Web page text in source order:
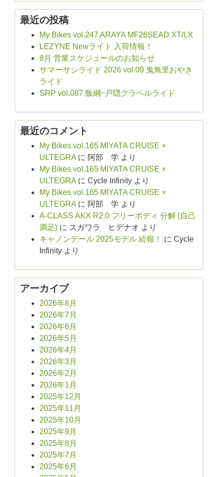
最近の投稿
My Bikes vol.247 ARAYA MF26SEAD XT/LX
LEZYNE Newライト 入荷情報！
8月 営業スケジュールのお知らせ
サマーサシライド 2026 vol.09 鬼無里おやき
ライド
SRP vol.087 飯綱~戸隠グラベルライド
最近のコメント
My Bikes vol.165 MIYATA CRUISE ×
ULTEGRA に 阿部 学 より
My Bikes vol.165 MIYATA CRUISE ×
ULTEGRA に Cycle Infinity より
My Bikes vol.165 MIYATA CRUISE ×
ULTEGRA に 阿部 学 より
A-CLASS AKX R2.0 フリーボディ 分解 (自己
満足) に スガワラ ヒデナオ より
キャノンデール 2025モデル 続報！
に Cycle
Infinity より
アーカイブ
2026年8月
2026年7月
2026年6月
2026年5月
2026年4月
2026年3月
2026年2月
2026年1月
2025年12月
2025年11月
2025年10月
2025年9月
2025年8月
2025年7月
2025年6月